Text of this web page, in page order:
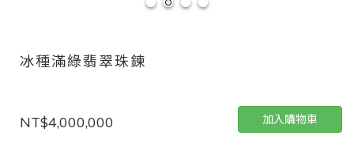
冰種滿綠翡翠珠鍊
NT$4,000,000 加入購物車